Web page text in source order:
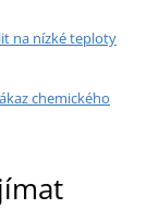
na nízké teploty
chemického